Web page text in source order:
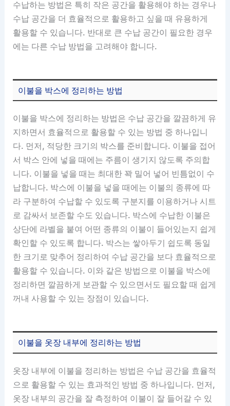
수납하는 방법은 특히 작은 공간을 활용해야 하는 경우나
수납 공간을 더 효율적으로 활용하고 싶을 때 유용하게
활용할 수 있습니다. 반대로 큰 수납 공간이 필요한 경우
에는 다른 수납 방법을 고려해야 합니다.
이불을 박스에 정리하는 방법
이불을 박스에 정리하는 방법은 수납 공간을 깔끔하게 유
지하면서 효율적으로 활용할 수 있는 방법 중 하나입니
다. 먼저, 적당한 크기의 박스를 준비합니다. 이불을 접어
서 박스 안에 넣을 때에는 주름이 생기지 않도록 주의합
니다. 이불을 넣을 때는 최대한 꽉 밀어 넣어 빈틈없이 수
납합니다. 박스에 이불을 넣을 때에는 이불의 종류에 따
라 구분하여 수납할 수 있도록 구분지를 이용하거나 시트
로 감싸서 보존할 수도 있습니다. 박스에 수납한 이불은
상단에 라벨을 붙여 어떤 종류의 이불이 들어있는지 쉽게
확인할 수 있도록 합니다. 박스는 쌓아두기 쉽도록 동일
한 크기로 맞추어 정리하여 수납 공간을 보다 효율적으로
활용할 수 있습니다. 이와 같은 방법으로 이불을 박스에
정리하면 깔끔하게 보관할 수 있으면서도 필요할 때 쉽게
꺼내 사용할 수 있는 장점이 있습니다.
이불을 옷장 내부에 정리하는 방법
옷장 내부에 이불을 정리하는 방법은 수납 공간을 효율적
으로 활용할 수 있는 효과적인 방법 중 하나입니다. 먼저,
옷장 내부의 공간을 잘 측정하여 이불이 잘 들어갈 수 있